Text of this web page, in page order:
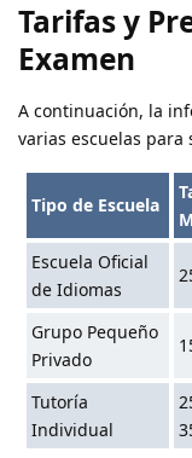
Tarifas y
Examen
A continuación, la
varias escuelas para
Tipo de Escuela
Escuela Oficial
de Idiomas
Grupo Pequeño
Privado
Tutoría
Individual